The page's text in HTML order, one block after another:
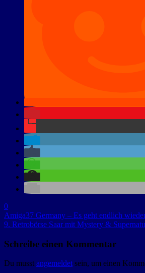
0
Amiga37 Germany – Es geht endlich
9. Retrobörse Saar mit Mystery &
Schreibe einen Kommentar
Du musst angemeldet sein, um einen